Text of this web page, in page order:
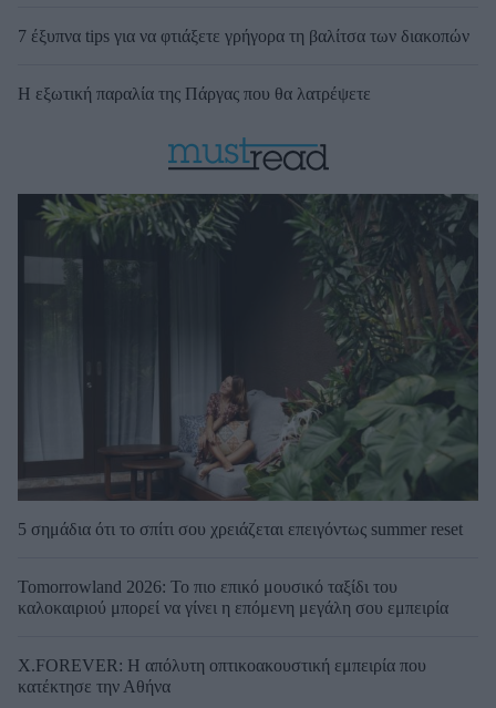
7 έξυπνα tips για να φτιάξετε γρήγορα τη βαλίτσα των διακοπών
Η εξωτική παραλία της Πάργας που θα λατρέψετε
5 σημάδια ότι το σπίτι σου χρειάζεται επειγόντως summer reset
Tomorrowland 2026: Το πιο επικό μουσικό ταξίδι του
καλοκαιριού μπορεί να γίνει η επόμενη μεγάλη σου εμπειρία
X.FOREVER: Η απόλυτη οπτικοακουστική εμπειρία που
κατέκτησε την Αθήνα